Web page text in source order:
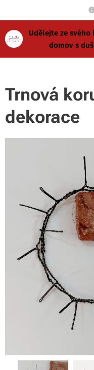
Udělejte ze
domov s
Trnová
dekorace